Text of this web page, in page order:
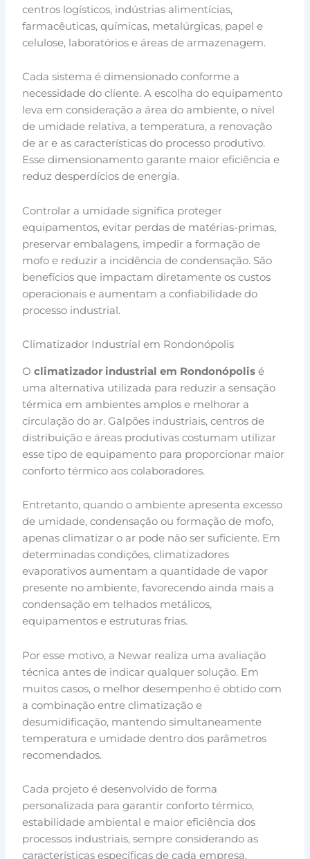
centros logísticos, indústrias alimentícias,
farmacêuticas, químicas, metalúrgicas, papel e
celulose, laboratórios e áreas de armazenagem.
Cada sistema é dimensionado conforme a
necessidade do cliente. A escolha do equipamento
leva em consideração a área do ambiente, o nível
de umidade relativa, a temperatura, a renovação
de ar e as características do processo produtivo.
Esse dimensionamento garante maior eficiência e
reduz desperdícios de energia.
Controlar a umidade significa proteger
equipamentos, evitar perdas de matérias-primas,
preservar embalagens, impedir a formação de
mofo e reduzir a incidência de condensação. São
benefícios que impactam diretamente os custos
operacionais e aumentam a confiabilidade do
processo industrial.
Climatizador Industrial em Rondonópolis
Oclimatizador industrial em Rondonópolis é
uma alternativa utilizada para reduzir a sensação
térmica em ambientes amplos e melhorar a
circulação do ar. Galpões industriais, centros de
distribuição e áreas produtivas costumam utilizar
esse tipo de equipamento para proporcionar maior
conforto térmico aos colaboradores.
Entretanto, quando o ambiente apresenta excesso
de umidade, condensação ou formação de mofo,
apenas climatizar o ar pode não ser suficiente. Em
determinadas condições, climatizadores
evaporativos aumentam a quantidade de vapor
presente no ambiente, favorecendo ainda mais a
condensação em telhados metálicos,
equipamentos e estruturas frias.
Por esse motivo, a Newar realiza uma avaliação
técnica antes de indicar qualquer solução. Em
muitos casos, o melhor desempenho é obtido com
a combinação entre climatização e
desumidificação, mantendo simultaneamente
temperatura e umidade dentro dos parâmetros
recomendados.
Cada projeto é desenvolvido de forma
personalizada para garantir conforto térmico,
estabilidade ambiental e maior eficiência dos
processos industriais, sempre considerando as
características específicas de cada empresa.